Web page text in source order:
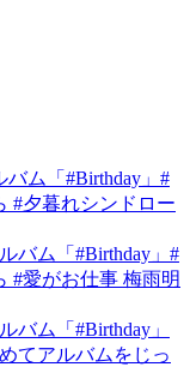
ム「#Birthday」#
#夕暮れシンドロー
バム「#Birthday」#
#愛がお仕事 梅雨明
バム「#Birthday」
てアルバムをじっ